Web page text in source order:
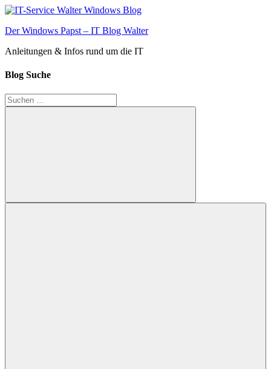
Zum
springen
Der Windows Papst – IT Blog Walter
Anleitungen & Infos rund um die IT
Blog Suche
Suchen
nach:
Suchen